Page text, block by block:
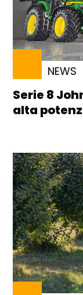
NEWS
Serie 8
alta